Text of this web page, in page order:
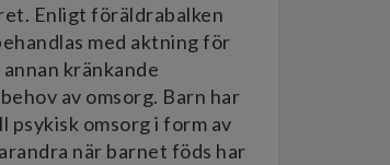
Enligt föräldrabalken
med aktning för
kränkande
av omsorg. Barn har
omsorg i form av
när barnet föds har